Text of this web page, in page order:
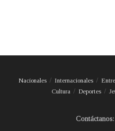
Nacionales Internacionales
Cultura
Deportes